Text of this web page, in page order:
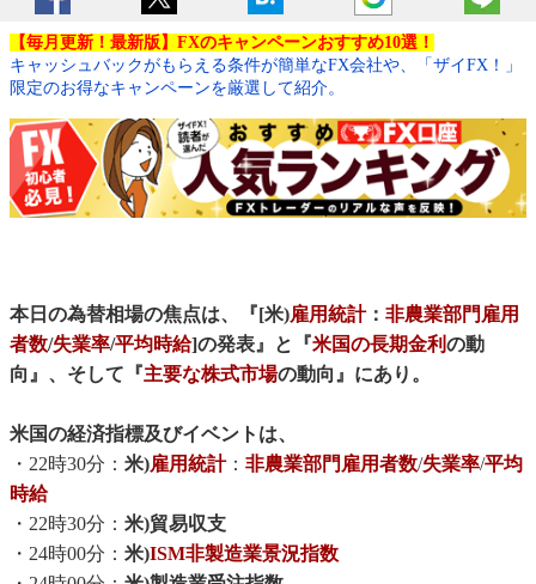
【毎月更新！最新版】FXのキャンペーンおすすめ10選！
キャッシュバックがもらえる条件が簡単なFX会社や、「ザイFX！」
限定のお得なキャンペーンを厳選して紹介。
本日の為替相場の焦点は、『[米)雇用統計： 非農業部門雇用
者数/失業率/平均時給]の発表』と『米国の長期金利の動
向』、そして『主要な株式市場の動向』にあり。
米国の経済指標及びイベントは、
・22時30分： 米)雇用統計： 非農業部門雇用者数/失業率/平均
時給
・22時30分： 米)貿易収支
・24時00分： 米)ISM非製造業景況指数